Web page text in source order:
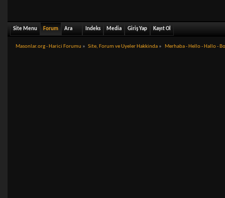
Site Menu Forum Ara Indeks Media Giriş Yap Kayıt Ol
Masonlar.org - Harici Forumu » Site, Forum ve Uyeler Hakkinda » Merhaba - Hello - Hallo -